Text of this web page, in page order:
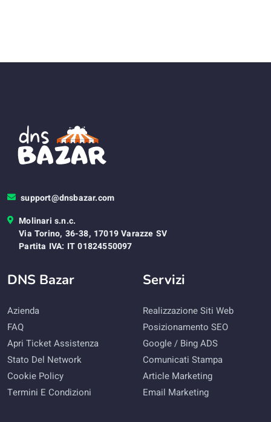
support@dnsbazar.com
Molinari s.n.c.
Via Torino, 36-38, 17019 Varazze SV
Partita IVA: IT 01824550097
DNS Bazar
Azienda
FAQ
Apri Ticket Assistenza
Stato Del Network
Cookie Policy
Termini E Condizioni
Servizi
Realizzazione Siti Web
Posizionamento SEO
Google / Bing ADS
Comunicati Stampa
Article Marketing
Email Marketing